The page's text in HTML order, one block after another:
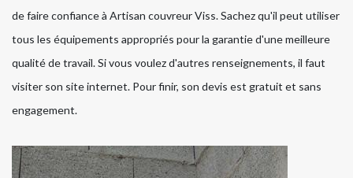
de faire confiance à Artisan couvreur Viss. Sachez qu'il peut utiliser
tous les équipements appropriés pour la garantie d'une meilleure
qualité de travail. Si vous voulez d'autres renseignements, il faut
visiter son site internet. Pour finir, son devis est gratuit et sans
engagement.